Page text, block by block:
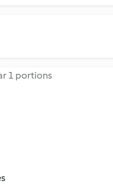
1 portions